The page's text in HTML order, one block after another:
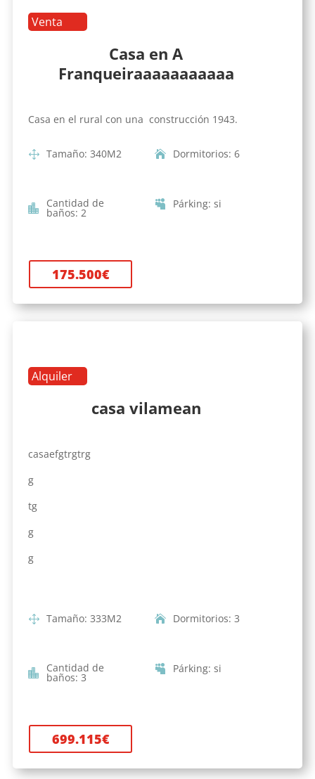
Venta
Casa en A
Franqueiraaaaaaaaaaa
Casa en el rural con una construcción 1943.
Tamaño: 340M2 Dormitorios: 6
Cantidad de
baños: 2
Párking: si
175.500€
Alquiler
casa vilamean
casaefgtrgtrg
g
tg
g
g
Tamaño: 333M2 Dormitorios: 3
Cantidad de
baños: 3
Párking: si
699.115€